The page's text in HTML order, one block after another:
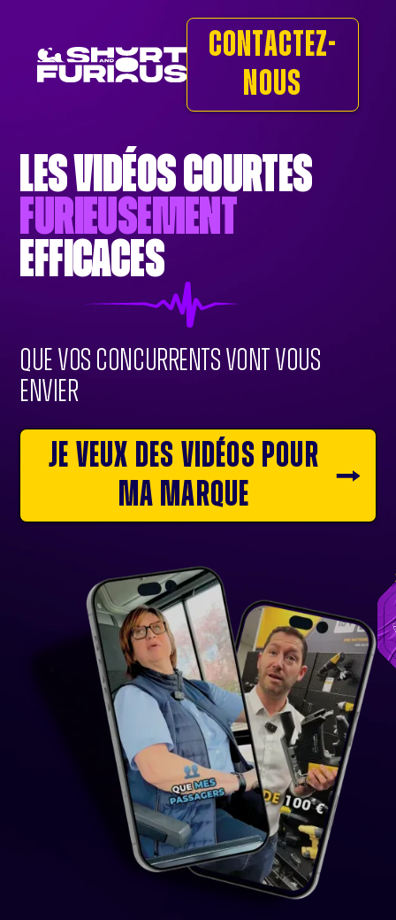
Contactez-
nous
Les vidéos courtes
furieusement
efficaces
Que vos concurrents vont vous
envier
Je veux des vidéos pour
ma marque